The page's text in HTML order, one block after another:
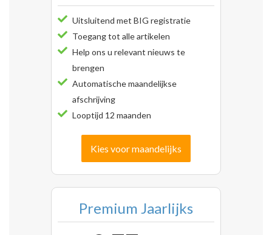
Uitsluitend met BIG registratie
Toegang tot alle artikelen
Help ons u relevant nieuws te
brengen
Automatische maandelijkse
afschrijving
Looptijd 12 maanden
Kies voor maandelijks
Premium Jaarlijks